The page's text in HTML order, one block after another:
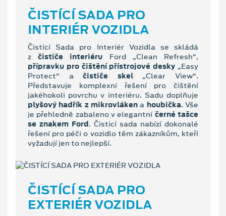
ČISTÍCÍ SADA PRO
INTERIÉR VOZIDLA
Čistící Sada pro Interiér Vozidla se skládá
zčističe interiéru Ford „Clean Refresh“,
přípravku pro čištění přístrojové desky „Easy
Protect“ ačističe skel„Clear View“.
Představuje komplexní řešení pro čištění
jakéhokoli povrchu v interiéru. Sadu doplňuje
plyšový hadřík z mikrovláken a houbička. Vše
je přehledně zabaleno v elegantní černé tašce
se znakem Ford. Čisticí sada nabízí dokonalé
řešení pro péči o vozidlo těm zákazníkům, kteří
vyžadují jen to nejlepší.
ČISTÍCÍ SADA PRO
EXTERIÉR VOZIDLA